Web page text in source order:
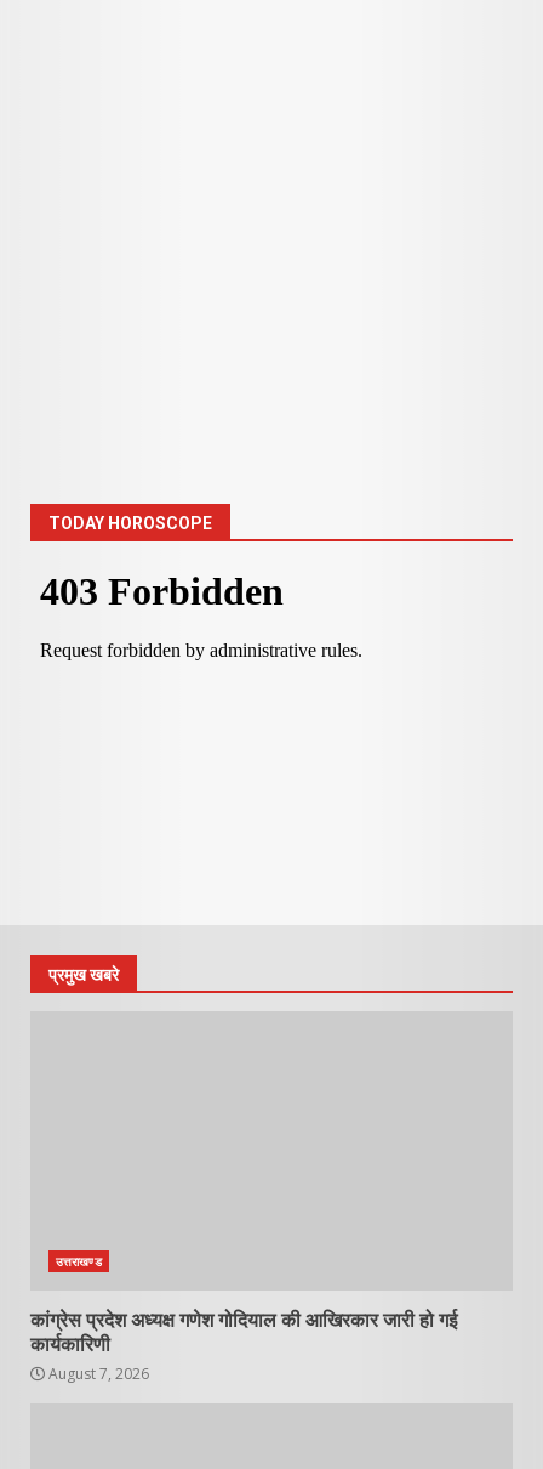
TODAY HOROSCOPE
प्रमुख खबरे
उत्तराखण्ड
कांग्रेस प्रदेश अध्यक्ष गणेश गोदियाल की आखिरकार जारी हो गई
कार्यकारिणी
August 7, 2026